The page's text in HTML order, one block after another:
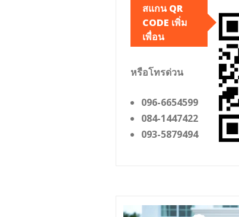
สแกน QR
CODE เพิ่ม
เพื่อน
หรือโทรด่วน
096-6654599
084-1447422
093-5879494